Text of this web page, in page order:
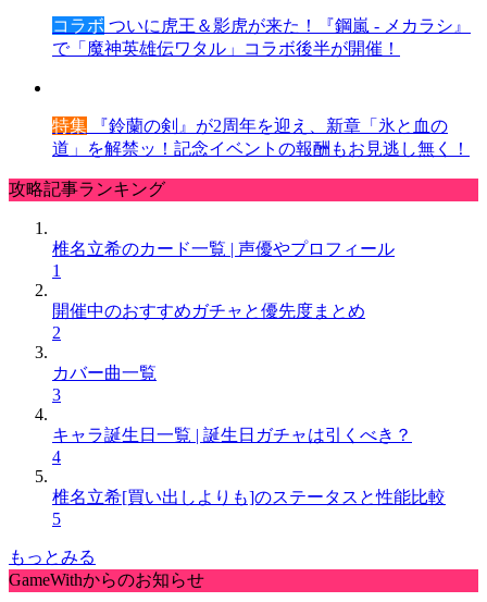
コラボ ついに虎王＆影虎が来た！『鋼嵐 - メカラシ』
で「魔神英雄伝ワタル」コラボ後半が開催！
特集 『鈴蘭の剣』が2周年を迎え、新章「氷と血の
道」を解禁ッ！記念イベントの報酬もお見逃し無く！
攻略記事ランキング
椎名立希のカード一覧 | 声優やプロフィール
1
開催中のおすすめガチャと優先度まとめ
2
カバー曲一覧
3
キャラ誕生日一覧 | 誕生日ガチャは引くべき？
4
椎名立希[買い出しよりも]のステータスと性能比較
5
もっとみる
GameWithからのお知らせ